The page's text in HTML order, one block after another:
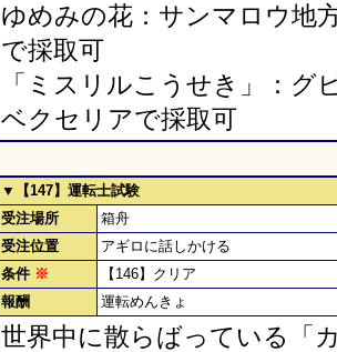
ゆめみの花：サンマロウ地
で採取可
「ミスリルこうせき」：グ
ベクセリアで採取可
▼【147】運転士試験
受注場所
箱舟
受注位置
アギロに話しかける
条件 ※
【146】クリア
報酬
運転めんきょ
世界中に散らばっている「